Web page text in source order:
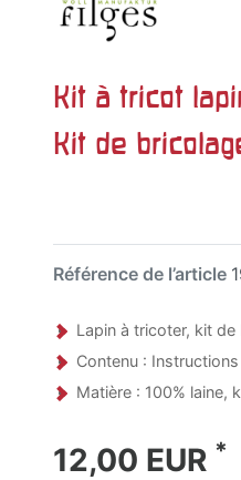
Kit à tricot
Kit de
Référence de l’article
Lapin à tricoter, kit de
Contenu :
Matière : 100% laine,
12,00 EUR *